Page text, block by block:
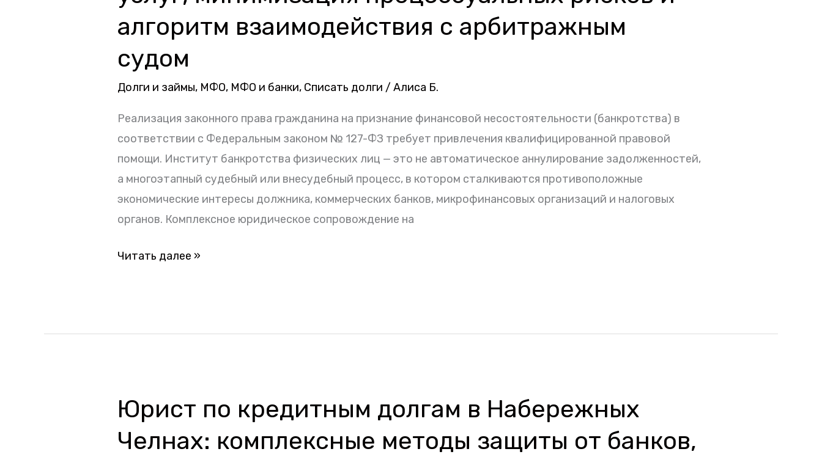
алгоритм взаимодействия с арбитражным
судом
Долги и займы, МФО, МФО и банки, Списать долги /Алиса Б.
Реализация законного права гражданина на признание финансовой несостоятельности (банкротства) в
соответствии с Федеральным законом № 127-ФЗ требует привлечения квалифицированной правовой
помощи. Институт банкротства физических лиц — это не автоматическое аннулирование задолженностей,
а многоэтапный судебный или внесудебный процесс, в котором сталкиваются противоположные
экономические интересы должника, коммерческих банков, микрофинансовых организаций и налоговых
органов. Комплексное юридическое сопровождение на
Челнах:
экспертный
рынка
юридических
минимизация
процессуальных
рисков
и
алгоритм
взаимодействия
Читать далее »
Юрист по кредитным долгам в Набережных
Челнах: комплексные методы защиты от банков,
Юрист
кредитным